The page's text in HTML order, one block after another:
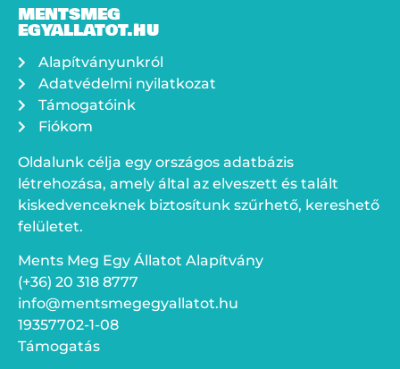
MENTSMEG
EGYALLATOT.HU
Alapítványunkról
Adatvédelmi nyilatkozat
Támogatóink
Fiókom
Oldalunk célja egy országos adatbázis
létrehozása, amely által az elveszett és talált
kiskedvenceknek biztosítunk szűrhető, kereshető
felületet.
Ments Meg Egy Állatot Alapítvány
(+36) 20 318 8777
info@mentsmegegyallatot.hu
19357702-1-08
Támogatás